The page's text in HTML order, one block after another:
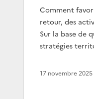
Comment
retour, des
Sur la base de
stratégies
17 novembre 2025